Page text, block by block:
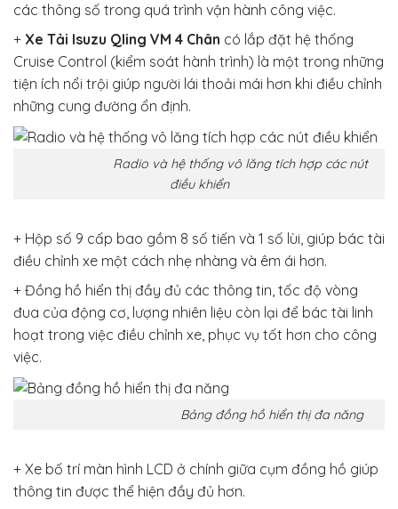
các thông số trong quá trình vận hành công việc.
+ Xe Tải Isuzu Qling VM 4 Chân có lắp đặt hệ thống
Cruise Control (kiểm soát hành trình) là một trong những
tiện ích nổi trội giúp người lái thoải mái hơn khi điều chỉnh
những cung đường ổn định.
Radio và hệ thống vô lăng tích hợp các nút
điều khiển
+ Hộp số 9 cấp bao gồm 8 số tiến và 1 số lùi, giúp bác tài
điều chỉnh xe một cách nhẹ nhàng và êm ái hơn.
+ Đồng hồ hiển thị đầy đủ các thông tin, tốc độ vòng
đua của động cơ, lượng nhiên liệu còn lại để bác tài linh
hoạt trong việc điều chỉnh xe, phục vụ tốt hơn cho công
việc.
Bảng đồng hồ hiển thị đa năng
+ Xe bố trí màn hình LCD ở chính giữa cụm đồng hồ giúp
thông tin được thể hiện đầy đủ hơn.